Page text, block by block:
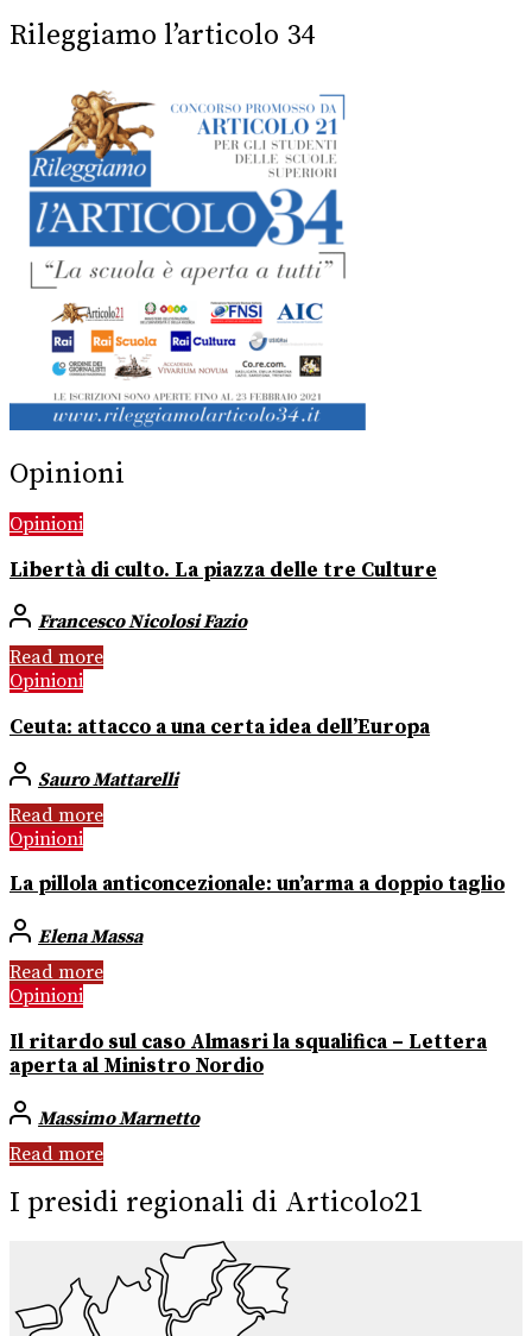
Rileggiamo l’articolo 34
Opinioni
Opinioni
Libertà di culto. La piazza delle tre Culture
Francesco Nicolosi Fazio
Read more
Opinioni
Ceuta: attacco a una certa idea dell’Europa
Sauro Mattarelli
Read more
Opinioni
La pillola anticoncezionale: un’arma a doppio taglio
Elena Massa
Read more
Opinioni
Il ritardo sul caso Almasri la squalifica – Lettera
aperta al Ministro Nordio
Massimo Marnetto
Read more
I presidi regionali di Articolo21